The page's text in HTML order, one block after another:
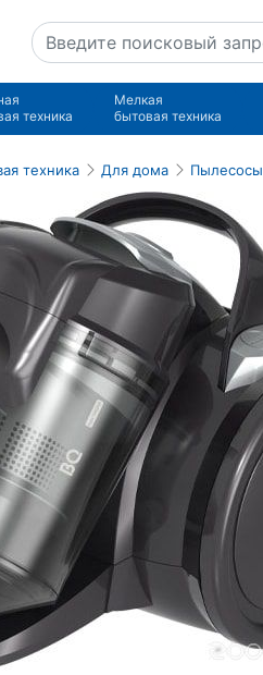
техника
Мелкая
бытовая техника
техника Для дома Пылесосы